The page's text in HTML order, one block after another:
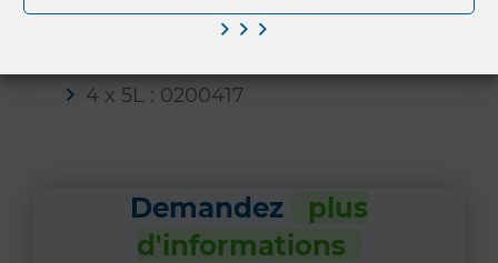
Conditionnements
4 x 5L : 0200417
Demandez
plus
d'informations